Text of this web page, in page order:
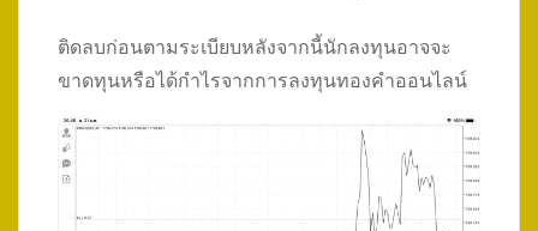
ติดลบก่อนตามระเบียบหลังจากนี้นักลงทุนอาจจะ
ขาดทุนหรือได้กำไรจากการลงทุนทองคำออนไลน์